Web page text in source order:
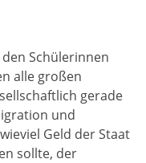
Schülerinnen
alle großen
gerade
und
Geld der Staat
sollte, der